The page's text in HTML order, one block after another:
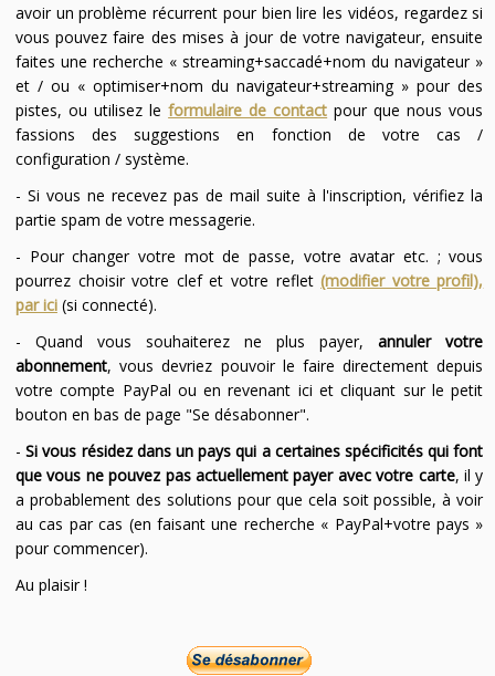
avoir un problème récurrent pour bien lire les vidéos, regardez si
vous pouvez faire des mises à jour de votre navigateur, ensuite
faites une recherche « streaming+saccadé+nom du navigateur »
et / ou « optimiser+nom du navigateur+streaming » pour des
pistes, ou utilisez leformulaire de contact pour que nous vous
fassions des suggestions en fonction de votre cas /
configuration / système.
- Si vous ne recevez pas de mail suite à l'inscription, vérifiez la
partie spam de votre messagerie.
- Pour changer votre mot de passe, votre avatar etc. ; vous
pourrez choisir votre clef et votre reflet(modifier votre profil),
par ici(si connecté).
- Quand vous souhaiterez ne plus payer,annuler votre
abonnement, vous devriez pouvoir le faire directement depuis
votre compte PayPal ou en revenant ici et cliquant sur le petit
bouton en bas de page "Se désabonner".
-Si vous résidez dans un pays qui a certaines spécificités qui font
que vous ne pouvez pas actuellement payer avec votre carte, il y
a probablement des solutions pour que cela soit possible, à voir
au cas par cas (en faisant une recherche « PayPal+votre pays »
pour commencer).
Au plaisir !